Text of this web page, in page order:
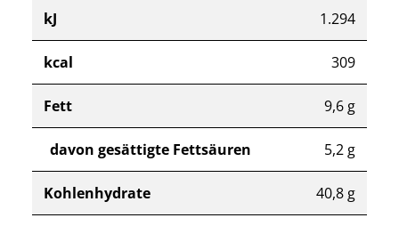
kJ 1.294
kcal 309
Fett 9,6 g
davon gesättigte Fettsäuren 5,2 g
Kohlenhydrate 40,8 g